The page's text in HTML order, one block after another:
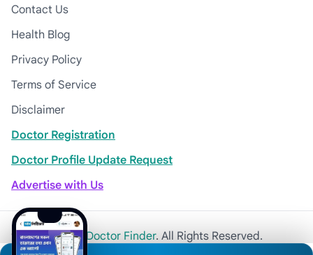
Contact Us
Health Blog
Privacy Policy
Terms of Service
Disclaimer
Doctor Registration
Doctor Profile Update Request
Advertise with Us
© 2026Khulna Doctor Finder. All Rights Reserved.